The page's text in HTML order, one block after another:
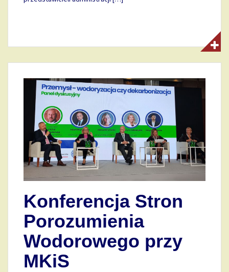
Konferencja Stron
Porozumienia
Wodorowego przy
MKiS